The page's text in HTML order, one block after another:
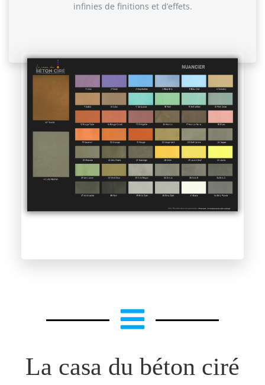
infinies de finitions et d’effets.
La casa du béton ciré